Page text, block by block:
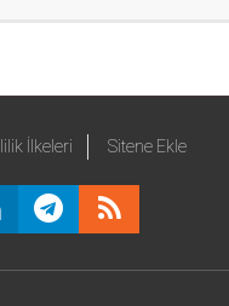
İlkeleri Sitene Ekle